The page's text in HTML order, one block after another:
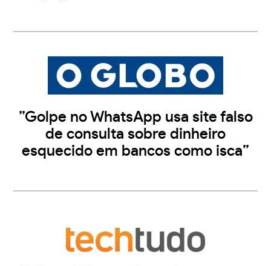
”Golpe no WhatsApp usa site falso
de consulta sobre dinheiro
esquecido em bancos como isca”